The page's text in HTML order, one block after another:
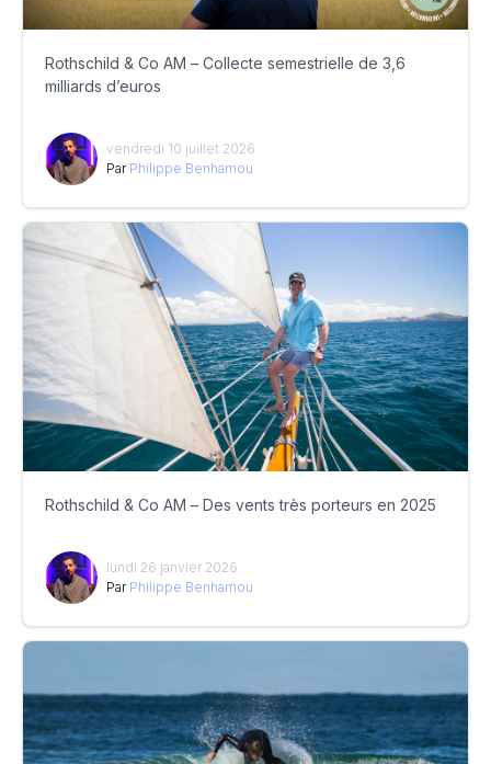
Rothschild & Co AM – Collecte semestrielle de 3,6
milliards d’euros
vendredi 10 juillet 2026
Par Philippe Benhamou
Rothschild & Co AM – Des vents très porteurs en 2025
lundi 26 janvier 2026
Par Philippe Benhamou